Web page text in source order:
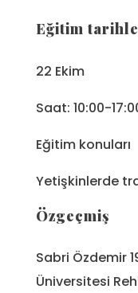
Eğitim
22 Ekim
Saat: 10:00-
Eğitim konuları
Yetişkinlerde
Özgeçmiş
Sabri Özdemir
Üniversitesi